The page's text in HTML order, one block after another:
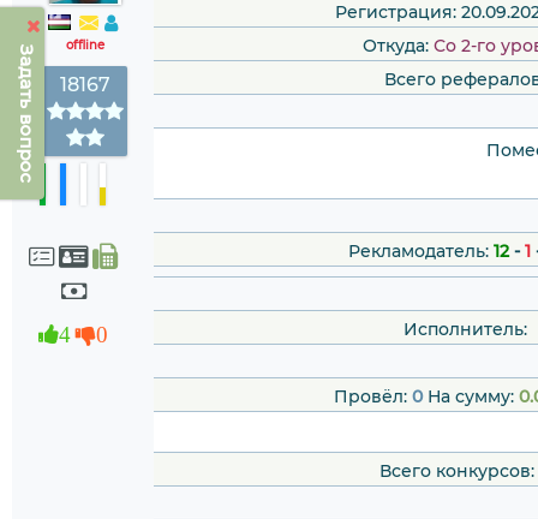
Задать вопрос offline
18167
4 0
Регистрация:
Откуда: Со 2-го
Всего
Рекламодатель: 12-1
Исполнитель:
Провёл: 0На сумму:
Всего конкурсов: